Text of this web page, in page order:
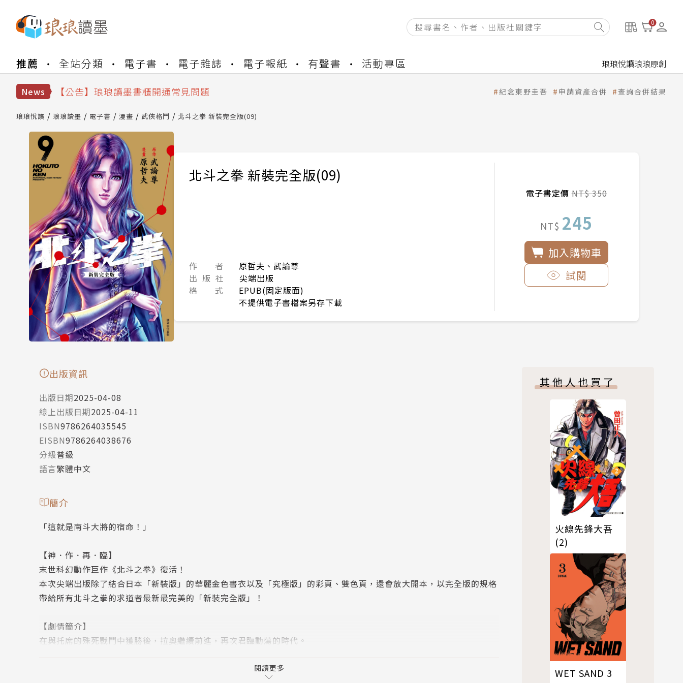
0
推薦 全站分類 電子書 電子雜誌 電子報紙 有聲書 活動專區 琅琅悅讀琅琅原創
News
【公告】琅琅讀墨數位閱讀資產合併與書櫃開通申請
【公告】琅琅讀墨 3 分鐘完成書櫃開通與資產合併申請圖文教學
【公告】琅琅讀墨數位閱讀資產合併與書櫃開通申請
紀念東野圭吾 申請資產合併 查詢合併結果
琅琅悅讀 琅琅讀墨 電子書 漫畫 武俠格鬥 北斗之拳 新裝完全版(09)
北斗之拳 新裝完全版(09)
作 者
原哲夫、武論尊
出 版 社
尖端出版
格 式
EPUB(固定版面)
不提供電子書檔案另存下載
電子書定價NT$ 350
NT$ 245
加入購物車
試閱
出版資訊
出版日期2025-04-08
線上出版日期2025-04-11
ISBN9786264035545
EISBN9786264038676
分級普級
語言繁體中文
簡介
「這就是南斗大將的宿命！」
【神．作．再．臨】
末世科幻動作巨作《北斗之拳》復活！
本次尖端出版除了結合日本「新裝版」的華麗金色書衣以及「究極版」的彩頁、雙色頁，還會放大開本，以完全版的規格
帶給所有北斗之拳的求道者最新最完美的「新裝完全版」！
【劇情簡介】
在與托席的殊死戰鬥中獲勝後，拉奧繼續前進，再次君臨動蕩的時代。
閱讀更多
其他人也買了
火線先鋒大吾
(2)
WET SAND 3